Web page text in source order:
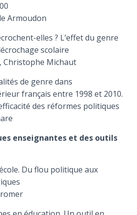
Armoudon
elles ? L’effet du genre
scolaire
Christophe Michaut
de genre dans
français entre 1998 et 2010.
des réformes politiques
enseignantes et des outils
Du flou politique aux